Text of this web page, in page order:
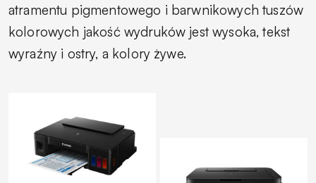
atramentu pigmentowego i barwnikowych tuszów
kolorowych jakość wydruków jest wysoka, tekst
wyraźny i ostry, a kolory żywe.